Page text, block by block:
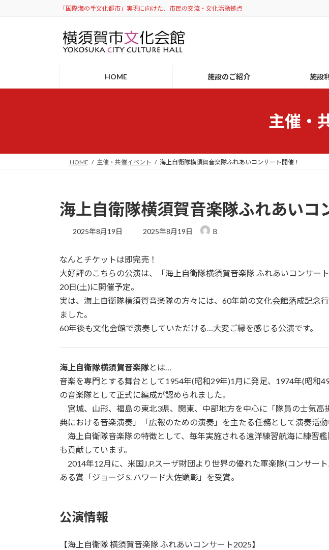
キ
に
「国際海の手文化都市」実現に向けた、市民の交流・文化活動拠点
HOME 施設のご紹介 施設
主催・
HOME 主催・共催イベント 海上自衛隊横須賀音楽隊ふれあいコンサート開催！
海上自衛隊横須賀音楽隊ふれあいコ
2025年8月19日
最
新
日
2025年8月19日 B
なんとチケットは即完売！
大好評のこちらの公演は、「海上自衛隊横須賀音楽隊 ふれあいコンサー
20日(土)に開催予定。
実は、海上自衛隊横須賀音楽隊の方々には、60年前の文化会館落成記念
ました。
60年後も文化会館で演奏していただける…大変ご縁を感じる公演です。
海上自衛隊横須賀音楽隊とは…
音楽を専門とする舞台として1954年(昭和29年)1月に発足、1974年(昭
の音楽隊として正式に編成が認められました。
宮城、山形、福島の東北3県、関東、中部地方を中心に「隊員の士気高
典における音楽演奏」「広報のための演奏」を主たる任務として演奏活動
海上自衛隊音楽隊の特徴として、毎年実施される遠洋練習航海に練習
も貢献しています。
2014年12月に、米国J.P.スーザ財団より世界の優れた軍楽隊(コンサー
ある賞「ジョージ S. ハワード大佐顕彰」を受賞。
公演情報
【海上自衛隊 横須賀音楽隊 ふれあいコンサート2025】